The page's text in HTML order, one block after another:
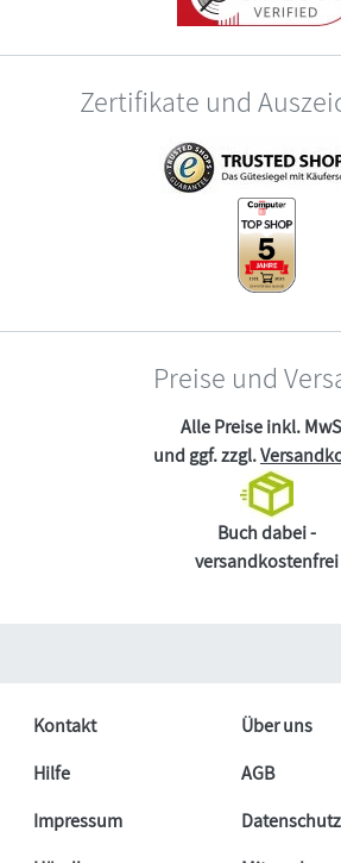
Zertifikate und
Preise und
Alle Preise inkl.
und ggf. zzgl.
Buch dabei -
versandkostenfrei
Kontakt
Über uns
Hilfe
AGB
Impressum
Datenschutz